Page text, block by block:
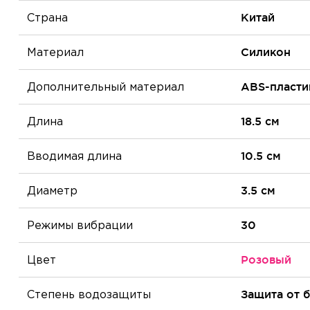
Страна Китай
Материал Силикон
Дополнительный материал ABS-
Длина 18.5 см
Вводимая длина 10.5 см
Диаметр 3.5 см
Режимы вибрации 30
Цвет Розовый
Степень водозащиты Защита от